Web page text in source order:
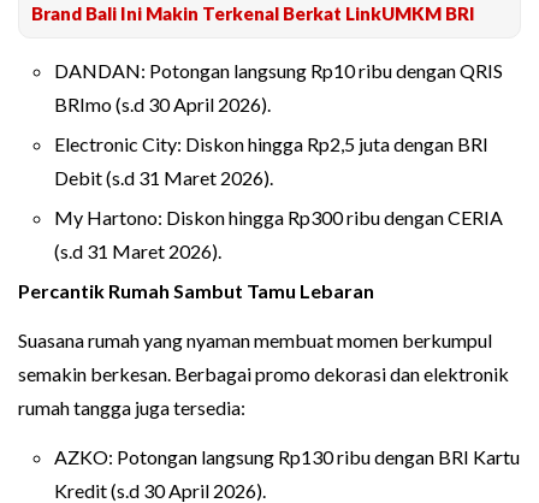
Brand Bali Ini Makin Terkenal Berkat LinkUMKM BRI
DANDAN: Potongan langsung Rp10 ribu dengan QRIS
BRImo (s.d 30 April 2026).
Electronic City: Diskon hingga Rp2,5 juta dengan BRI
Debit (s.d 31 Maret 2026).
My Hartono: Diskon hingga Rp300 ribu dengan CERIA
(s.d 31 Maret 2026).
Percantik Rumah Sambut Tamu Lebaran
Suasana rumah yang nyaman membuat momen berkumpul
semakin berkesan. Berbagai promo dekorasi dan elektronik
rumah tangga juga tersedia:
AZKO: Potongan langsung Rp130 ribu dengan BRI Kartu
Kredit (s.d 30 April 2026).